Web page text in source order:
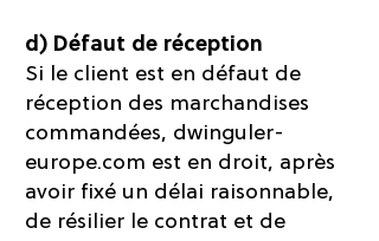
d) Défaut de réception
Si le client est en défaut de
réception des marchandises
commandées, dwinguler-
europe.com est en droit, après
avoir fixé un délai raisonnable,
de résilier le contrat et de